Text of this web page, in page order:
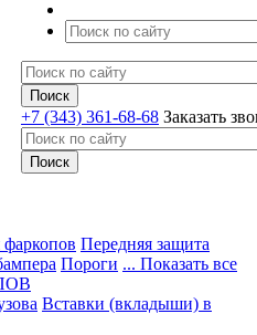
+7 (343) 361-68-68 Заказать
фаркопов Передняя защита
Пороги ... Показать все
Вставки (вкладыши) в